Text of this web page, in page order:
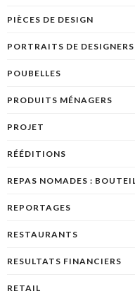
PIÈCES DE DESIGN
PORTRAITS DE DESIGNERS
POUBELLES
PRODUITS MÉNAGERS
PROJET
RÉÉDITIONS
REPAS NOMADES :
REPORTAGES
RESTAURANTS
RESULTATS FINANCIERS
RETAIL